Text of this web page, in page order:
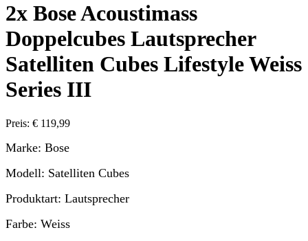
2x Bose Acoustimass
Doppelcubes Lautsprecher
Satelliten Cubes Lifestyle Weiss
Series III
Preis: € 119,99
Marke: Bose
Modell: Satelliten Cubes
Produktart: Lautsprecher
Farbe: Weiss